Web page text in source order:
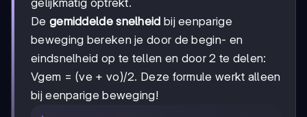
gelijkmatig optrekt.
De gemiddelde snelheid bij eenparige
beweging bereken je door de begin- en
eindsnelheid op te tellen en door 2 te delen:
Vgem = (ve + vo)/2. Deze formule werkt alleen
bij eenparige beweging!